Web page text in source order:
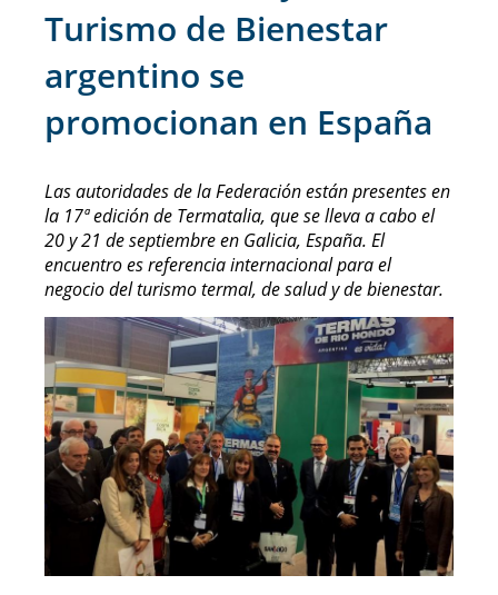
Turismo de Bienestar
argentino se
promocionan en España
Las autoridades de la Federación están presentes en
la 17ª edición de Termatalia, que se lleva a cabo el
20 y 21 de septiembre en Galicia, España. El
encuentro es referencia internacional para el
negocio del turismo termal, de salud y de bienestar.